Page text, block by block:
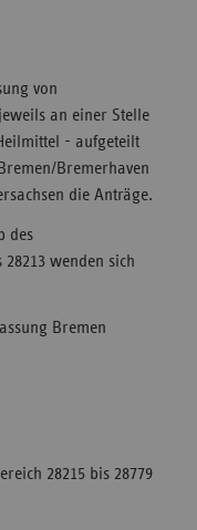
von
an einer Stelle
- aufgeteilt
Bremerhaven
die Anträge.
des
28213 wenden sich
Bremen
28215 bis 28779